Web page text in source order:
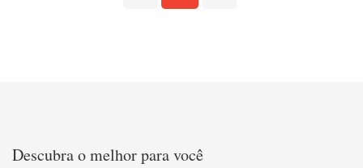
Descubra o melhor para você